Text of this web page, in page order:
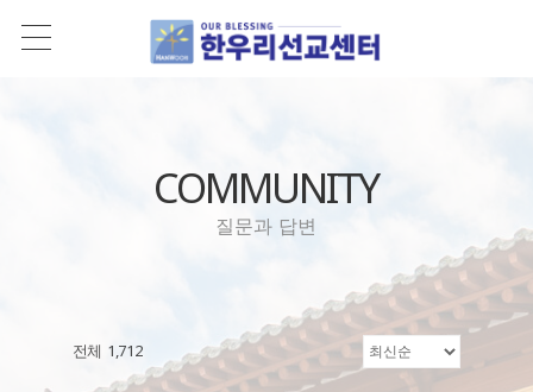
COMMUNITY
질문과 답변
전체 1,712